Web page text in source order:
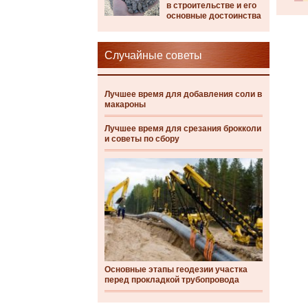
в строительстве и его
основные достоинства
Случайные советы
Лучшее время для добавления соли в
макароны
Лучшее время для срезания брокколи
и советы по сбору
Основные этапы геодезии участка
перед прокладкой трубопровода